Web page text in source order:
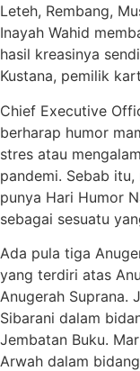
Leteh, Rembang,
Inayah Wahid
hasil kreasinya
Kustana, pemilik
Chief Executive
berharap humor
stres atau
pandemi. Sebab
punya Hari Humor
sebagai sesuatu
Ada pula tiga
yang terdiri atas
Anugerah Suprana.
Sibarani dalam
Jembatan Buku.
Arwah dalam